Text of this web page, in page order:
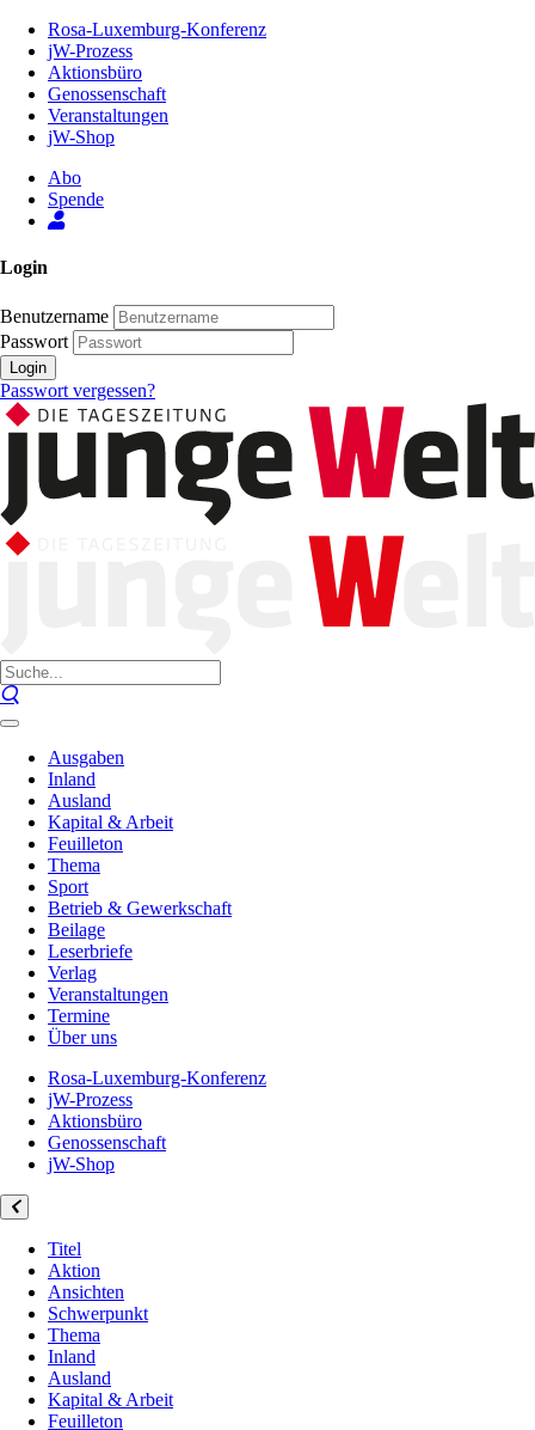
Inhalt
Seite
Rosa-Luxemburg-Konferenz
jW-Prozess
Aktionsbüro
Genossenschaft
Veranstaltungen
jW-Shop
Abo
Spende
Login
Benutzername
Passwort
Login
Passwort vergessen?
Ausgaben
Inland
Ausland
Kapital & Arbeit
Feuilleton
Thema
Sport
Betrieb & Gewerkschaft
Beilage
Leserbriefe
Verlag
Veranstaltungen
Termine
Über uns
Rosa-Luxemburg-Konferenz
jW-Prozess
Aktionsbüro
Genossenschaft
jW-Shop
Titel
Aktion
Ansichten
Schwerpunkt
Thema
Inland
Ausland
Kapital & Arbeit
Feuilleton